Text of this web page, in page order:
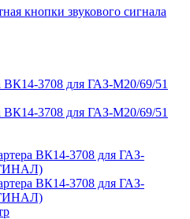
кнопки звукового сигнала